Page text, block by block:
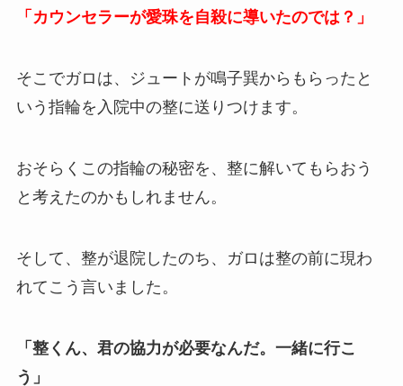
「カウンセラーが愛珠を自殺に導いたのでは？」
そこでガロは、ジュートが鳴子巽からもらったと
いう指輪を入院中の整に送りつけます。
おそらくこの指輪の秘密を、整に解いてもらおう
と考えたのかもしれません。
そして、整が退院したのち、ガロは整の前に現わ
れてこう言いました。
「整くん、君の協力が必要なんだ。一緒に行こ
う」